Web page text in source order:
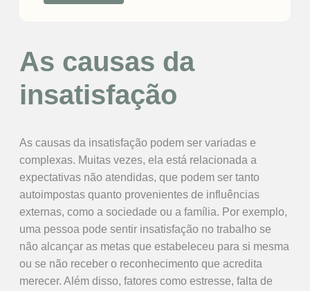
As causas da
insatisfação
As causas da insatisfação podem ser variadas e
complexas. Muitas vezes, ela está relacionada a
expectativas não atendidas, que podem ser tanto
autoimpostas quanto provenientes de influências
externas, como a sociedade ou a família. Por exemplo,
uma pessoa pode sentir insatisfação no trabalho se
não alcançar as metas que estabeleceu para si mesma
ou se não receber o reconhecimento que acredita
merecer. Além disso, fatores como estresse, falta de